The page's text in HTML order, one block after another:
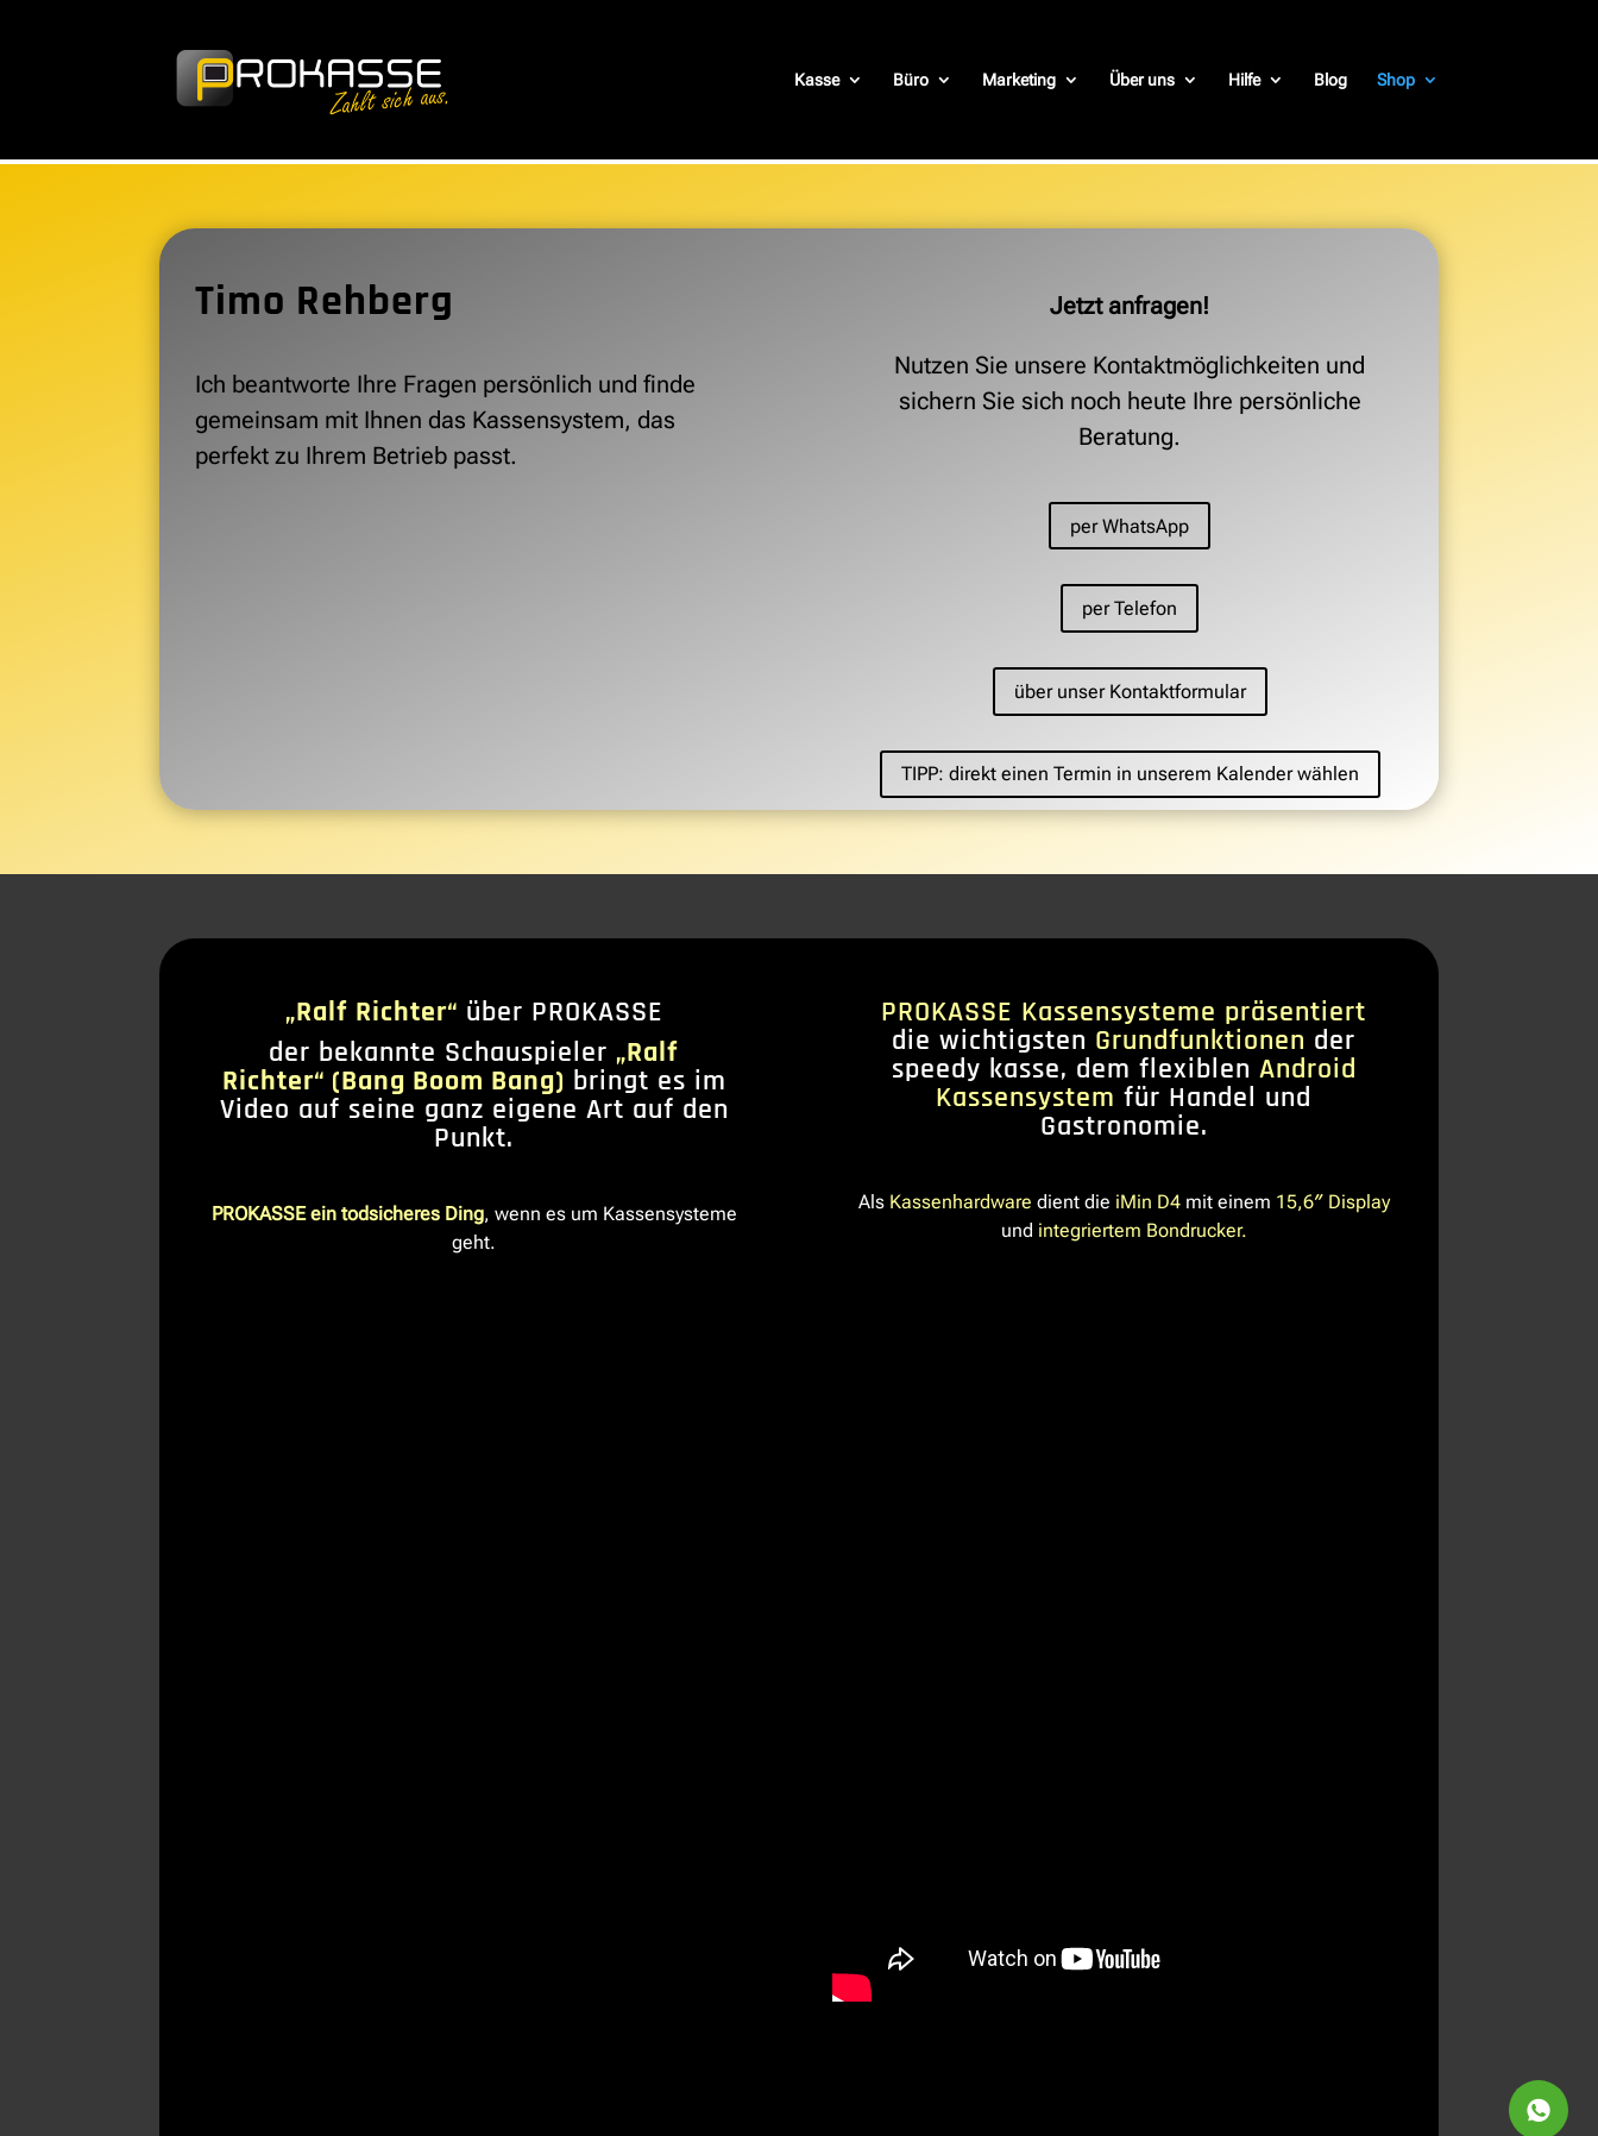
Kasse Büro Marketing Über uns Hilfe Blog Shop
Timo Rehberg
Ich beantworte Ihre Fragen persönlich und finde
gemeinsam mit Ihnen das Kassensystem, das
perfekt zu Ihrem Betrieb passt.
Jetzt anfragen!
Nutzen Sie unsere Kontaktmöglichkeiten und
sichern Sie sich noch heute Ihre persönliche
Beratung.
per WhatsApp
per Telefon
über unser Kontaktformular
TIPP: direkt einen Termin in unserem Kalender wählen
„Ralf Richter“ über PROKASSE
der bekannte Schauspieler„Ralf
Richter“ (Bang Boom Bang) bringt es im
Video auf seine ganz eigene Art auf den
Punkt.
PROKASSE ein todsicheres Ding, wenn es um Kassensysteme
geht.
PROKASSE Kassensysteme präsentiert
die wichtigsten Grundfunktionen der
speedy kasse, dem flexiblen Android
Kassensystem für Handel und
Gastronomie.
Als Kassenhardware dient die iMin D4 mit einem 15,6″ Display
und integriertem Bondrucker.